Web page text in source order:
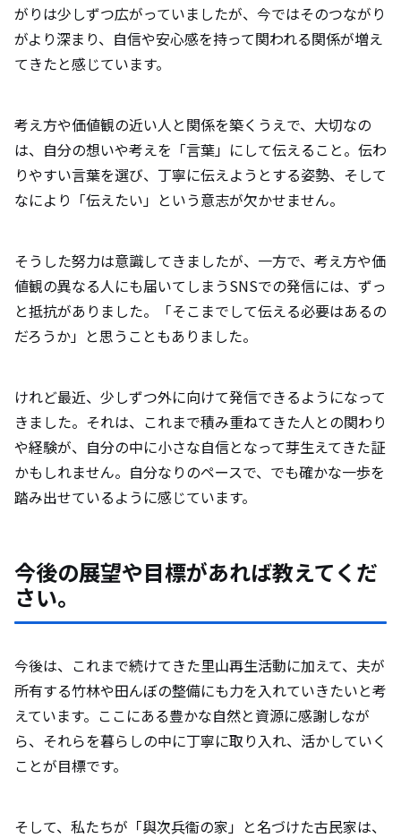
がりは少しずつ広がっていましたが、今ではそのつながり
がより深まり、自信や安心感を持って関われる関係が増え
てきたと感じています。
考え方や価値観の近い人と関係を築くうえで、大切なの
は、自分の想いや考えを「言葉」にして伝えること。伝わ
りやすい言葉を選び、丁寧に伝えようとする姿勢、そして
なにより「伝えたい」という意志が欠かせません。
そうした努力は意識してきましたが、一方で、考え方や価
値観の異なる人にも届いてしまうSNSでの発信には、ずっ
と抵抗がありました。「そこまでして伝える必要はあるの
だろうか」と思うこともありました。
けれど最近、少しずつ外に向けて発信できるようになって
きました。それは、これまで積み重ねてきた人との関わり
や経験が、自分の中に小さな自信となって芽生えてきた証
かもしれません。自分なりのペースで、でも確かな一歩を
踏み出せているように感じています。
今後の展望や目標があれば教えてくだ
さい。
今後は、これまで続けてきた里山再生活動に加えて、夫が
所有する竹林や田んぼの整備にも力を入れていきたいと考
えています。ここにある豊かな自然と資源に感謝しなが
ら、それらを暮らしの中に丁寧に取り入れ、活かしていく
ことが目標です。
そして、私たちが「與次兵衞の家」と名づけた古民家は、